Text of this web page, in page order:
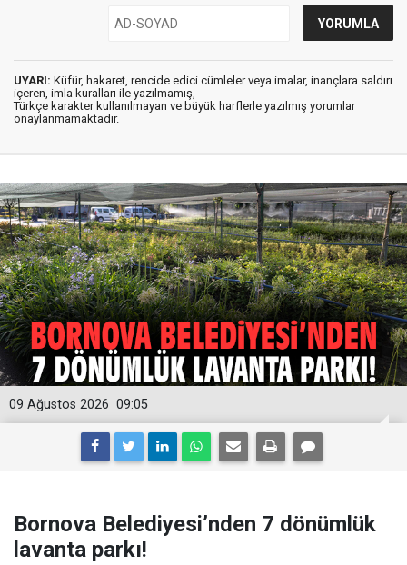
UYARI: Küfür, hakaret, rencide edici cümleler veya imalar, inançlara saldırı
içeren, imla kuralları ile yazılmamış,
Türkçe karakter kullanılmayan ve büyük harflerle yazılmış yorumlar
onaylanmamaktadır.
09:05
09 Ağustos 2026
Bornova Belediyesi’nden 7 dönümlük
lavanta parkı!